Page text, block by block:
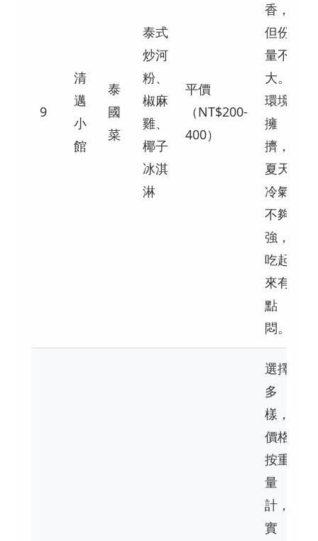
9
清
邁
小
館
泰
國
菜
泰式
炒河
粉、
椒麻
雞、
椰子
冰淇
淋
平價
（NT$200-
400）
香，
但份
量不
大。
環境
擁
擠，
夏天
冷氣
不夠
強，
吃起
來有
點
悶。
選擇
多
樣，
價格
按重
量
計，
實